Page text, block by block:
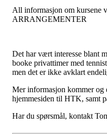
All informasjon om kursene
ARRANGEMENTER
Det har vært interesse blant
booke privattimer med
men det er ikke avklart
Mer informasjon kommer og
hjemmesiden til HTK, samt
Har du spørsmål, kontakt